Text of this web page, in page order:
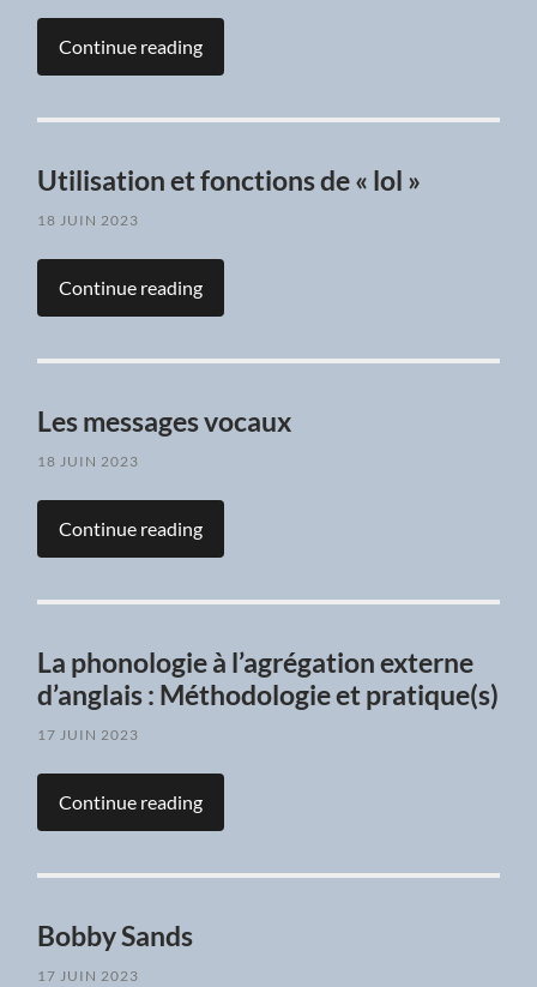
Continue reading
Utilisation et fonctions de « lol »
18 JUIN 2023
Continue reading
Les messages vocaux
18 JUIN 2023
Continue reading
La phonologie à l’agrégation externe
d’anglais : Méthodologie et pratique(s)
17 JUIN 2023
Continue reading
Bobby Sands
17 JUIN 2023